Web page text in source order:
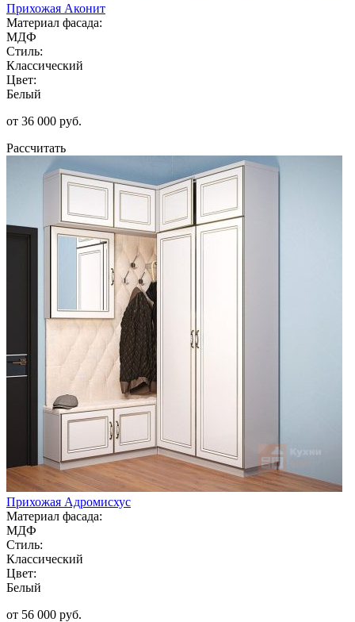
Прихожая Аконит
Материал фасада:
МДФ
Стиль:
Классический
Цвет:
Белый
от 36 000 руб.
Рассчитать
Прихожая Адромисхус
Материал фасада:
МДФ
Стиль:
Классический
Цвет:
Белый
от 56 000 руб.